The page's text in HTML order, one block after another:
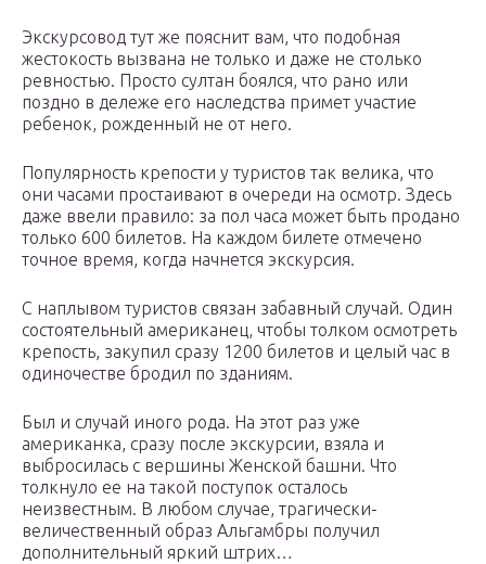
Экскурсовод тут же пояснит вам, что подобная
жестокость вызвана не только и даже не столько
ревностью. Просто султан боялся, что рано или
поздно в дележе его наследства примет участие
ребенок, рожденный не от него.
Популярность крепости у туристов так велика, что
они часами простаивают в очереди на осмотр. Здесь
даже ввели правило: за пол часа может быть продано
только 600 билетов. На каждом билете отмечено
точное время, когда начнется экскурсия.
С наплывом туристов связан забавный случай. Один
состоятельный американец, чтобы толком осмотреть
крепость, закупил сразу 1200 билетов и целый час в
одиночестве бродил по зданиям.
Был и случай иного рода. На этот раз уже
американка, сразу после экскурсии, взяла и
выбросилась с вершины Женской башни. Что
толкнуло ее на такой поступок осталось
неизвестным. В любом случае, трагически-
величественный образ Альгамбры получил
дополнительный яркий штрих…